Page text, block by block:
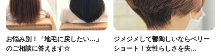
お悩み別！「地毛に戻したい…」
のご相談に答えます☆
ジメジメして鬱陶しいならベリー
ショート！女性らしさを失...